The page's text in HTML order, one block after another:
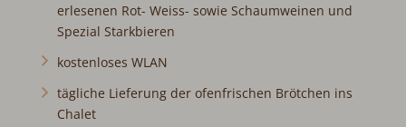
erlesenen Rot- Weiss- sowie Schaumweinen und
Spezial Starkbieren
kostenloses WLAN
tägliche Lieferung der ofenfrischen Brötchen ins
Chalet